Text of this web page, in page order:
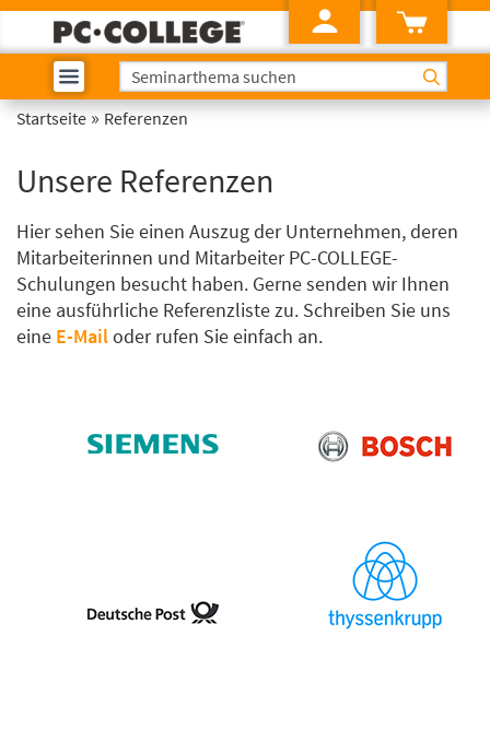
Startseite » Referenzen
Unsere Referenzen
Hier sehen Sie einen Auszug der Unternehmen, deren
Mitarbeiterinnen und Mitarbeiter PC-COLLEGE-
Schulungen besucht haben. Gerne senden wir Ihnen
eine ausführliche Referenzliste zu. Schreiben Sie uns
eine E-Mailoder rufen Sie einfach an.